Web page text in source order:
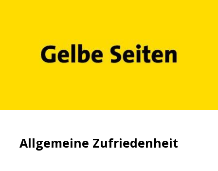
Allgemeine Zufriedenheit